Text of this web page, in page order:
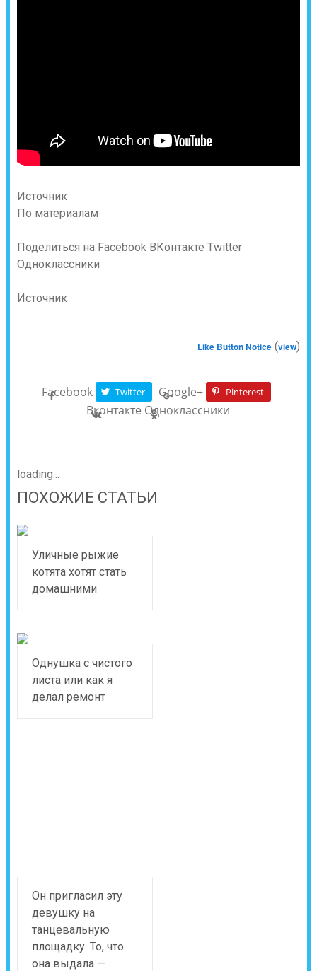
Источник
По материалам
Поделиться на Facebook ВКонтакте Twitter
Одноклассники
Источник
Like Button Notice (view)
Facebook Twitter Google+ Pinterest
Вконтакте Одноклассники
loading...
ПОХОЖИЕ СТАТЬИ
Уличные рыжие
котята хотят стать
домашними
Однушка с чистого
листа или как я
делал ремонт
Он пригласил эту
девушку на
танцевальную
площадку. То, что
она выдала —